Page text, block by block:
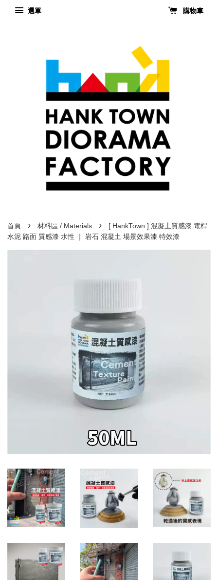
選單 購物車
首頁 › 材料區 / Materials ›
[ HankTown ] 混凝土質感漆 電桿
水泥 路面 質感漆 水性 ｜ 岩石 混凝土 場景效果漆 特效漆